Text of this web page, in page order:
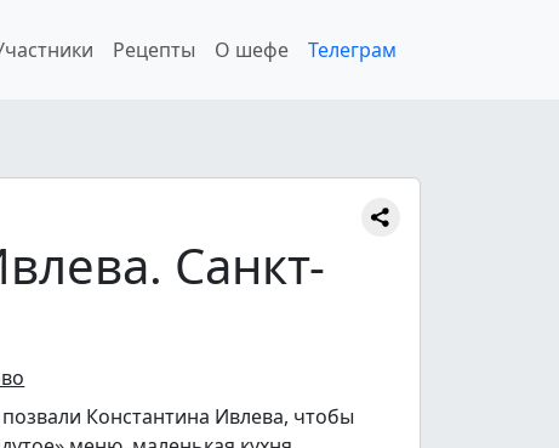
Рецепты О шефе Телеграм
Санкт-
Константина Ивлева, чтобы